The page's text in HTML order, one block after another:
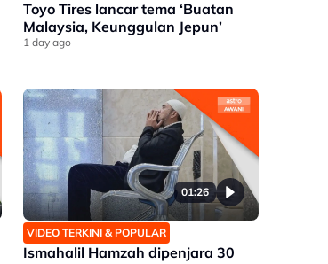
Toyo Tires lancar tema ‘Buatan
Malaysia, Keunggulan Jepun’
1 day ago
01:26
VIDEO TERKINI & POPULAR
Ismahalil Hamzah dipenjara 30